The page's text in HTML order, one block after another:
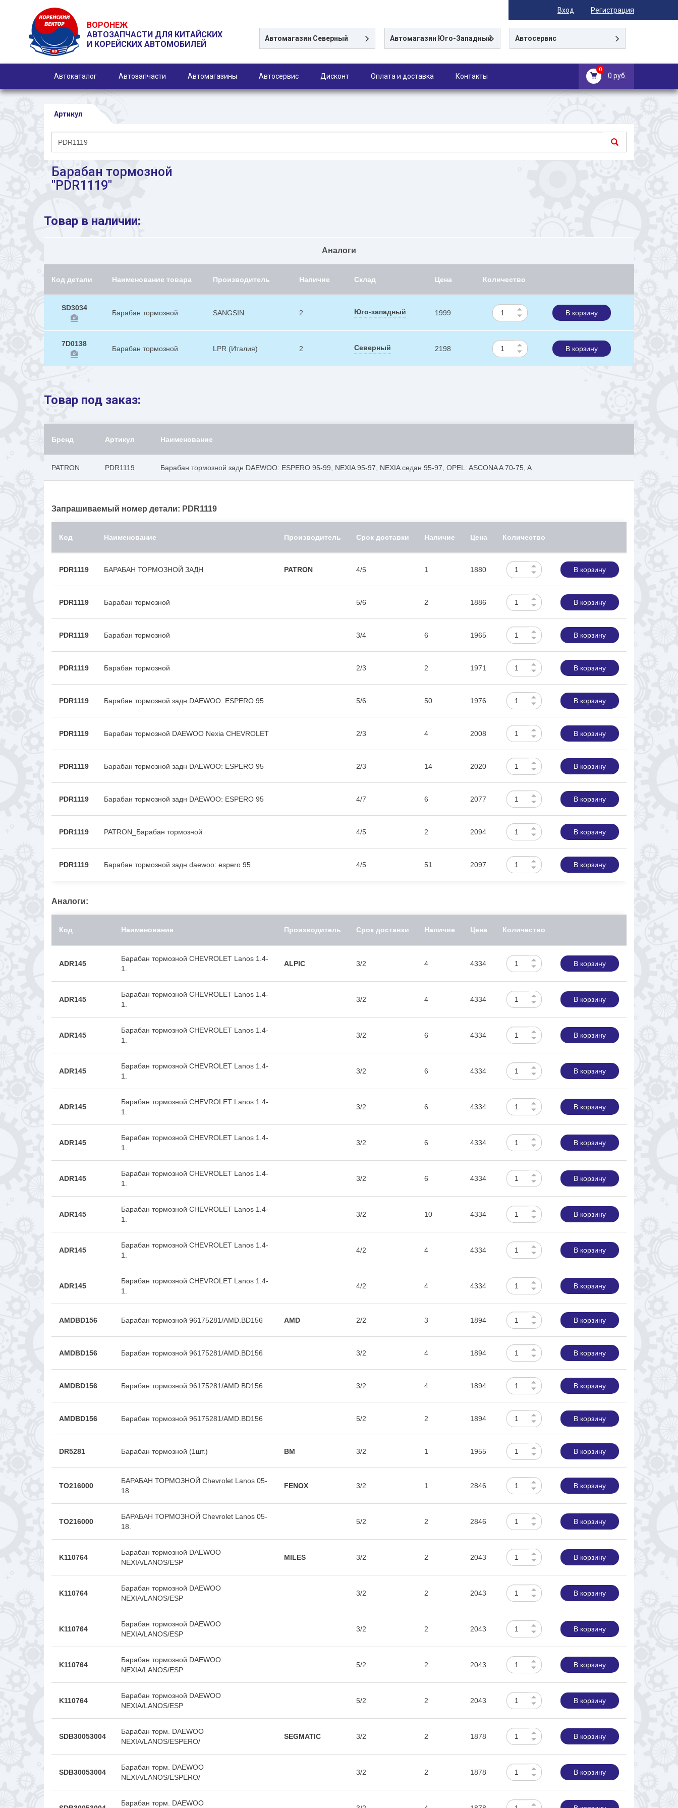
Вход Регистрация
ВОРОНЕЖ
АВТОЗАПЧАСТИ ДЛЯ КИТАЙСКИХ
И КОРЕЙСКИХ АВТОМОБИЛЕЙ
Автомагазин Северный Автомагазин Юго-Западный Автосервис
0
0 руб.
Автокаталог Автозапчасти Автомагазины Автосервис Дисконт Оплата и доставка Контакты
Артикул
Барабан тормозной
"PDR1119"
Товар в наличии:
Аналоги
Код детали Наименование товара Производитель Наличие Склад Цена Количество
SD3034
Барабан тормозной SANGSIN 2 Юго-западный 1999 В корзину
7D0138
Барабан тормозной LPR (Италия) 2 Северный 2198 В корзину
Товар под заказ:
Бренд Артикул Наименование
PATRON PDR1119 Барабан тормозной задн DAEWOO: ESPERO 95-99, NEXIA 95-97, NEXIA седан 95-97, OPEL: ASCONA A 70-75, A
Запрашиваемый номер детали: PDR1119
Код Наименование Производитель Срок доставки Наличие Цена Количество
PDR1119 БАРАБАН ТОРМОЗНОЙ ЗАДН PATRON 4/5 1 1880 В корзину
PDR1119 Барабан тормозной 5/6 2 1886 В корзину
PDR1119 Барабан тормозной 3/4 6 1965 В корзину
PDR1119 Барабан тормозной 2/3 2 1971 В корзину
PDR1119 Барабан тормозной задн DAEWOO: ESPERO 95 5/6 50 1976 В корзину
PDR1119 Барабан тормозной DAEWOO Nexia CHEVROLET 2/3 4 2008 В корзину
PDR1119 Барабан тормозной задн DAEWOO: ESPERO 95 2/3 14 2020 В корзину
PDR1119 Барабан тормозной задн DAEWOO: ESPERO 95 4/7 6 2077 В корзину
PDR1119 PATRON_Барабан тормозной 4/5 2 2094 В корзину
PDR1119 Барабан тормозной задн daewoo: espero 95 4/5 51 2097 В корзину
Аналоги:
Код Наименование Производитель Срок доставки Наличие Цена Количество
ADR145
Барабан тормозной CHEVROLET Lanos 1.4-
1.
ALPIC 3/2 4 4334 В корзину
ADR145
Барабан тормозной CHEVROLET Lanos 1.4-
1.
3/2 4 4334 В корзину
ADR145
Барабан тормозной CHEVROLET Lanos 1.4-
1.
3/2 6 4334 В корзину
ADR145
Барабан тормозной CHEVROLET Lanos 1.4-
1.
3/2 6 4334 В корзину
ADR145
Барабан тормозной CHEVROLET Lanos 1.4-
1.
3/2 6 4334 В корзину
ADR145
Барабан тормозной CHEVROLET Lanos 1.4-
1.
3/2 6 4334 В корзину
ADR145
Барабан тормозной CHEVROLET Lanos 1.4-
1.
3/2 6 4334 В корзину
ADR145
Барабан тормозной CHEVROLET Lanos 1.4-
1.
3/2 10 4334 В корзину
ADR145
Барабан тормозной CHEVROLET Lanos 1.4-
1.
4/2 4 4334 В корзину
ADR145
Барабан тормозной CHEVROLET Lanos 1.4-
1.
4/2 4 4334 В корзину
AMDBD156 Барабан тормозной 96175281/AMD.BD156 AMD 2/2 3 1894 В корзину
AMDBD156 Барабан тормозной 96175281/AMD.BD156 3/2 4 1894 В корзину
AMDBD156 Барабан тормозной 96175281/AMD.BD156 3/2 4 1894 В корзину
AMDBD156 Барабан тормозной 96175281/AMD.BD156 5/2 2 1894 В корзину
DR5281 Барабан тормозной (1шт.) BM 3/2 1 1955 В корзину
TO216000
БАРАБАН ТОРМОЗНОЙ Chevrolet Lanos 05-
18.
FENOX 3/2 1 2846 В корзину
TO216000
БАРАБАН ТОРМОЗНОЙ Chevrolet Lanos 05-
18.
5/2 2 2846 В корзину
K110764
Барабан тормозной DAEWOO
NEXIA/LANOS/ESP
MILES 3/2 2 2043 В корзину
K110764
Барабан тормозной DAEWOO
NEXIA/LANOS/ESP
3/2 2 2043 В корзину
K110764
Барабан тормозной DAEWOO
NEXIA/LANOS/ESP
3/2 2 2043 В корзину
K110764
Барабан тормозной DAEWOO
NEXIA/LANOS/ESP
5/2 2 2043 В корзину
K110764
Барабан тормозной DAEWOO
NEXIA/LANOS/ESP
5/2 2 2043 В корзину
SDB30053004
Барабан торм. DAEWOO
NEXIA/LANOS/ESPERO/
SEGMATIC 3/2 2 1878 В корзину
SDB30053004
Барабан торм. DAEWOO
NEXIA/LANOS/ESPERO/
3/2 2 1878 В корзину
Барабан торм. DAEWOO